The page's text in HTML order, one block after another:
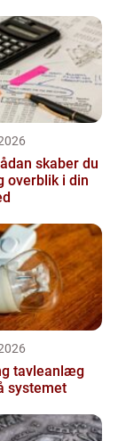
skaber du
overblik i din
tavleanlæg
systemet